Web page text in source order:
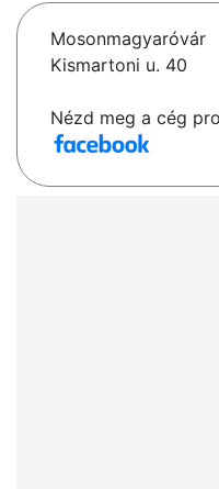
Mosonmagyaróvár
Kismartoni u. 40
Nézd meg a cég